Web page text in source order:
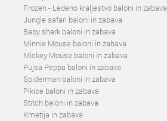
Frozen - Ledeno kraljestvo baloni in zabava
Jungle safari baloni in zabava
Baby shark baloni in zabava
Minnie Mouse baloni in zabava
Mickey Mouse baloni in zabava
Pujsa Peppa baloni in zabava
Spiderman baloni in zabava
Pikice baloni in zabava
Stitch baloni in zabava
Kmetija in zabava